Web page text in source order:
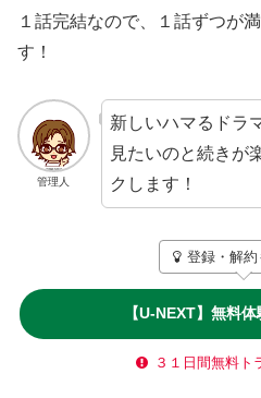
１話完結なので、１話ずつが
す！
管理人
新しいハマるドラ
見たいのと続きが
クします！
登録・解約
【U-NEXT】無料
３１日間無料ト